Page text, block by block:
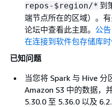
repos-$region/* 到
端节点所在的区域）。
论坛中查看此主题。 公
在连接到软件包存储库
已知问题
当您将 Spark 与 Hive
Amazon S3 中的数据，
5.30.0 至 5.36.0 以及